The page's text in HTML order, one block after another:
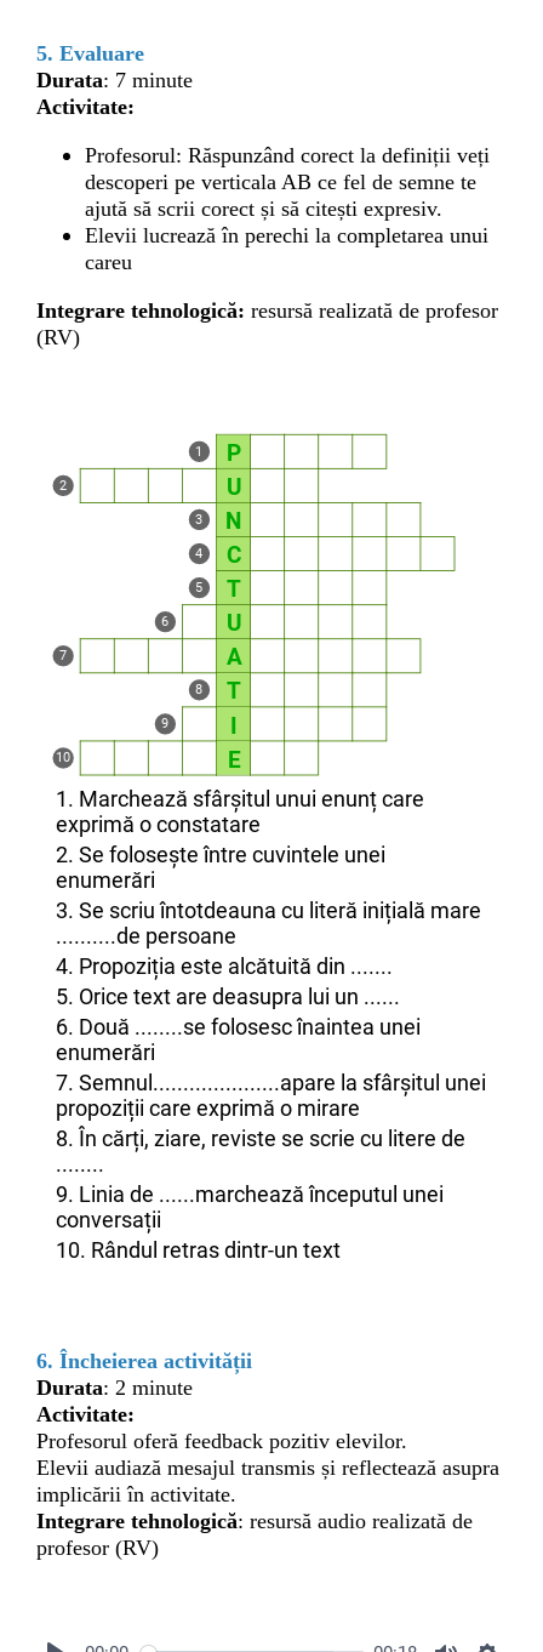
5. Evaluare
Durata: 7 minute
Activitate:
Profesorul: Răspunzând corect la definiții veți
descoperi pe verticala AB ce fel de semne te
ajută să scrii corect și să citești expresiv.
Elevii lucrează în perechi la completarea unui
careu
Integrare tehnologică: resursă realizată de profesor
(RV)
1 P
2 U
3 N
4 C
5 T
6 U
7 A
8 T
9 I
10 E
1. Marchează sfârșitul unui enunț care
exprimă o constatare
2. Se folosește între cuvintele unei
enumerări
3. Se scriu întotdeauna cu literă inițială mare
..........de persoane
4. Propoziția este alcătuită din .......
5. Orice text are deasupra lui un ......
6. Două ........se folosesc înaintea unei
enumerări
7. Semnul.....................apare la sfârșitul unei
propoziții care exprimă o mirare
8. În cărți, ziare, reviste se scrie cu litere de
........
9. Linia de ......marchează începutul unei
conversații
10. Rândul retras dintr-un text
6. Încheierea activității
Durata: 2 minute
Activitate:
Profesorul oferă feedback pozitiv elevilor.
Elevii audiază mesajul transmis și reflectează asupra
implicării în activitate.
Integrare tehnologică: resursă audio realizată de
profesor (RV)